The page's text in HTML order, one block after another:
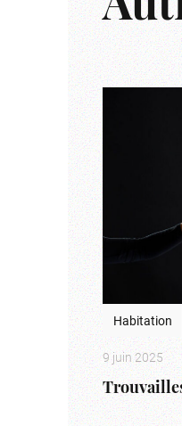
Habitation
9 juin 2025